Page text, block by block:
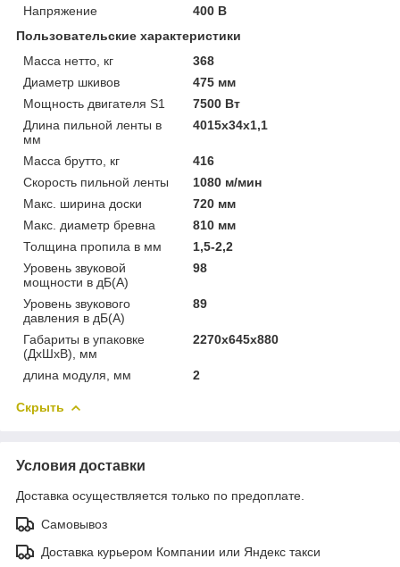
Напряжение
400 В
Пользовательские характеристики
Масса нетто, кг
368
Диаметр шкивов
475 мм
Мощность двигателя S1
7500 Вт
Длина пильной ленты в
мм
4015x34x1,1
Масса брутто, кг
416
Скорость пильной ленты
1080 м/мин
Макс. ширина доски
720 мм
Макс. диаметр бревна
810 мм
Толщина пропила в мм
1,5-2,2
Уровень звуковой
мощности в дБ(А)
98
Уровень звукового
давления в дБ(А)
89
Габариты в упаковке
(ДхШхВ), мм
2270х645х880
длина модуля, мм 2
Скрыть
Условия доставки
Доставка осуществляется только по предоплате.
Самовывоз
Доставка курьером Компании или Яндекс такси